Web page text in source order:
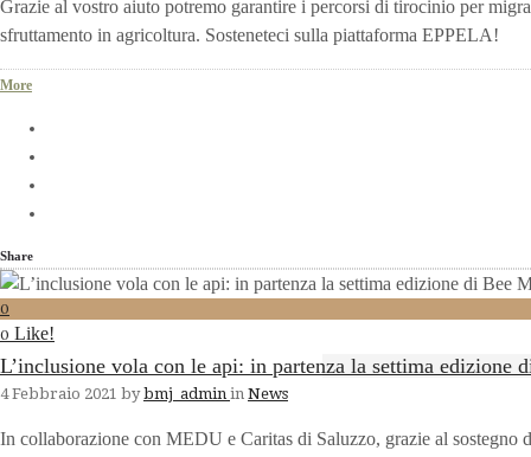
Grazie al vostro aiuto potremo garantire i percorsi di tirocinio per
sfruttamento in agricoltura. Sosteneteci sulla piattaforma EPPELA!
More
Share
0
0 Like!
L’inclusione vola con le api: in partenza la settima edizione
4 Febbraio 2021 by bmj_admin in News
In collaborazione con MEDU e Caritas di Saluzzo, grazie al sostegno